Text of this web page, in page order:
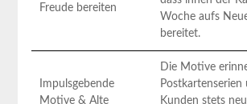
Freude bereiten
Woche aufs
bereitet.
Impulsgebende
Motive & Alte ​
Die Motive
Postkartenserien
Kunden stets